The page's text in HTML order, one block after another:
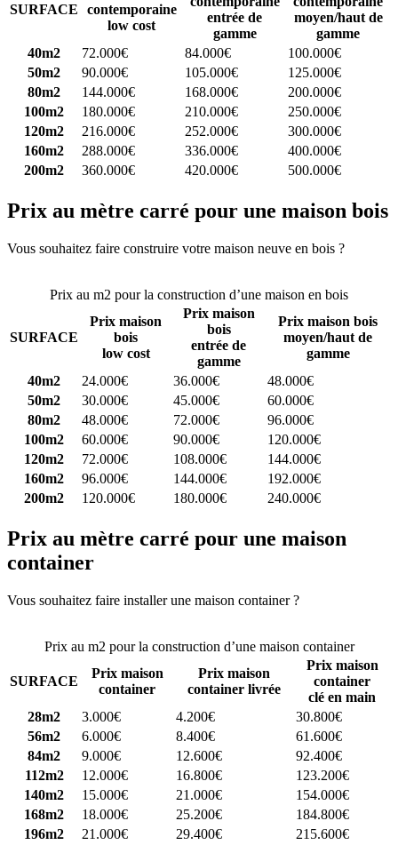
SURFACE
contemporaine
low cost
entrée de
gamme
moyen/haut de
gamme
40m2
72.000€ 84.000€
100.000€
50m2
90.000€ 105.000€
125.000€
80m2
144.000€ 168.000€
200.000€
100m2
180.000€ 210.000€
250.000€
120m2
216.000€ 252.000€
300.000€
160m2
288.000€ 336.000€
400.000€
200m2
360.000€ 420.000€ 500.000€
Prix au mètre carré pour une maison bois
Vous souhaitez faire construire votre maison neuve en bois ?
Prix au m2 pour la construction d’une maison en bois
SURFACE
Prix maison
bois
low cost
Prix maison
bois
entrée de
gamme
Prix maison bois
moyen/haut de
gamme
40m2
24.000€ 36.000€
48.000€
50m2
30.000€ 45.000€
60.000€
80m2
48.000€ 72.000€
96.000€
100m2
60.000€ 90.000€
120.000€
120m2
72.000€ 108.000€
144.000€
160m2
96.000€ 144.000€
192.000€
200m2
120.000€ 180.000€ 240.000€
Prix au mètre carré pour une maison
container
Vous souhaitez faire installer une maison container ?
Prix au m2 pour la construction d’une maison container
SURFACE
Prix maison
container
Prix maison
container livrée
Prix maison
container
clé en main
28m2
3.000€ 4.200€
30.800€
56m2
6.000€ 8.400€
61.600€
84m2
9.000€ 12.600€
92.400€
112m2
12.000€ 16.800€
123.200€
140m2
15.000€ 21.000€
154.000€
168m2
18.000€ 25.200€
184.800€
196m2
21.000€ 29.400€ 215.600€